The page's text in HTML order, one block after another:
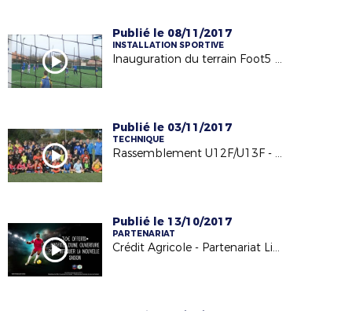
Publié le 08/11/2017
INSTALLATION SPORTIVE
Inauguration du terrain Foot5 à Barbechat - US Loire et Divatte - 04/11/17
Publié le 03/11/2017
TECHNIQUE
Rassemblement U12F/U13F - 24.10.17
Publié le 13/10/2017
PARTENARIAT
Crédit Agricole - Partenariat Licencié Football